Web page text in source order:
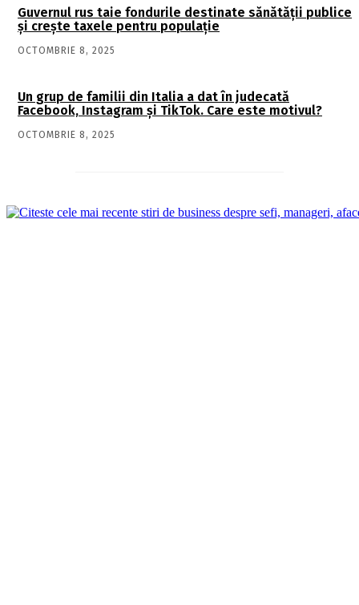
Guvernul rus taie fondurile destinate sănătății publice
și crește taxele pentru populație
OCTOMBRIE 8, 2025
Un grup de familii din Italia a dat în judecată
Facebook, Instagram și TikTok. Care este motivul?
OCTOMBRIE 8, 2025